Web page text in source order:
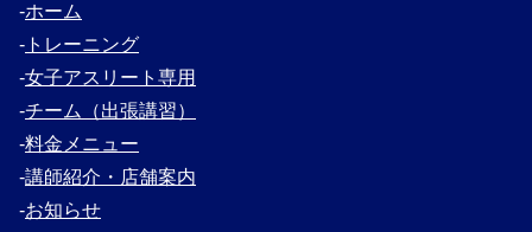
‐ホーム
‐ トレーニング
‐女子アスリート専用
‐チーム（出張講習）
‐料金メニュー
‐講師紹介・ 店舗案内
‐お知らせ